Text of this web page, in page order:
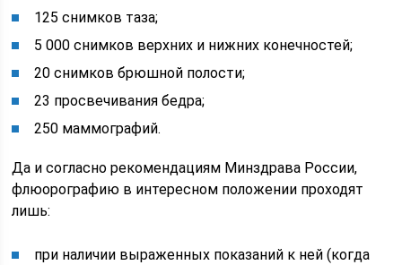
125 снимков таза;
5 000 снимков верхних и нижних конечностей;
20 снимков брюшной полости;
23 просвечивания бедра;
250 маммографий.
Да и согласно рекомендациям Минздрава России,
флюорографию в интересном положении проходят
лишь:
при наличии выраженных показаний к ней (когда